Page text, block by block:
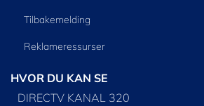
Tilbakemelding
Reklameressurser
HVOR DU KAN SE
DIRECTV KANAL 320